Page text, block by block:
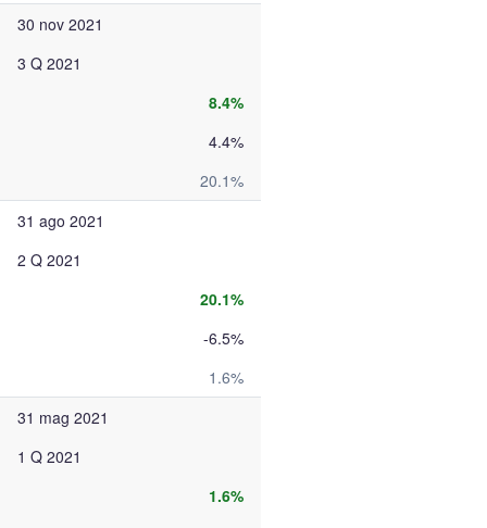
30 nov 2021
3 Q 2021
8.4%
4.4%
20.1%
31 ago 2021
2 Q 2021
20.1%
-6.5%
1.6%
31 mag 2021
1 Q 2021
1.6%